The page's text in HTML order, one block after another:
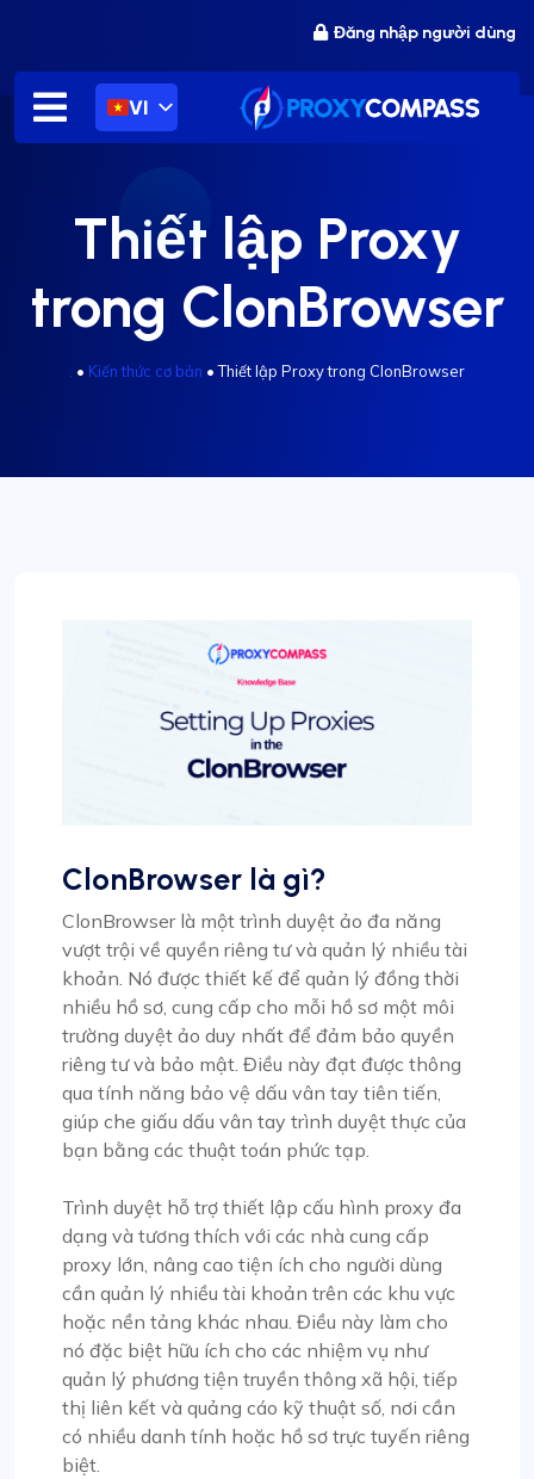
nội
dung
Đăng nhập người dùng
VI
Thiết lập Proxy
trong ClonBrowser
• Kiến thức cơ bản •Thiết lập Proxy trong ClonBrowser
ClonBrowser là gì?
ClonBrowser là một trình duyệt ảo đa năng
vượt trội về quyền riêng tư và quản lý nhiều tài
khoản. Nó được thiết kế để quản lý đồng thời
nhiều hồ sơ, cung cấp cho mỗi hồ sơ một môi
trường duyệt ảo duy nhất để đảm bảo quyền
riêng tư và bảo mật. Điều này đạt được thông
qua tính năng bảo vệ dấu vân tay tiên tiến,
giúp che giấu dấu vân tay trình duyệt thực của
bạn bằng các thuật toán phức tạp.
Trình duyệt hỗ trợ thiết lập cấu hình proxy đa
dạng và tương thích với các nhà cung cấp
proxy lớn, nâng cao tiện ích cho người dùng
cần quản lý nhiều tài khoản trên các khu vực
hoặc nền tảng khác nhau. Điều này làm cho
nó đặc biệt hữu ích cho các nhiệm vụ như
quản lý phương tiện truyền thông xã hội, tiếp
thị liên kết và quảng cáo kỹ thuật số, nơi cần
có nhiều danh tính hoặc hồ sơ trực tuyến riêng
biệt.